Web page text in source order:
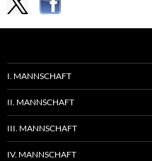
I. MANNSCHAFT
II. MANNSCHAFT
III. MANNSCHAFT
IV. MANNSCHAFT